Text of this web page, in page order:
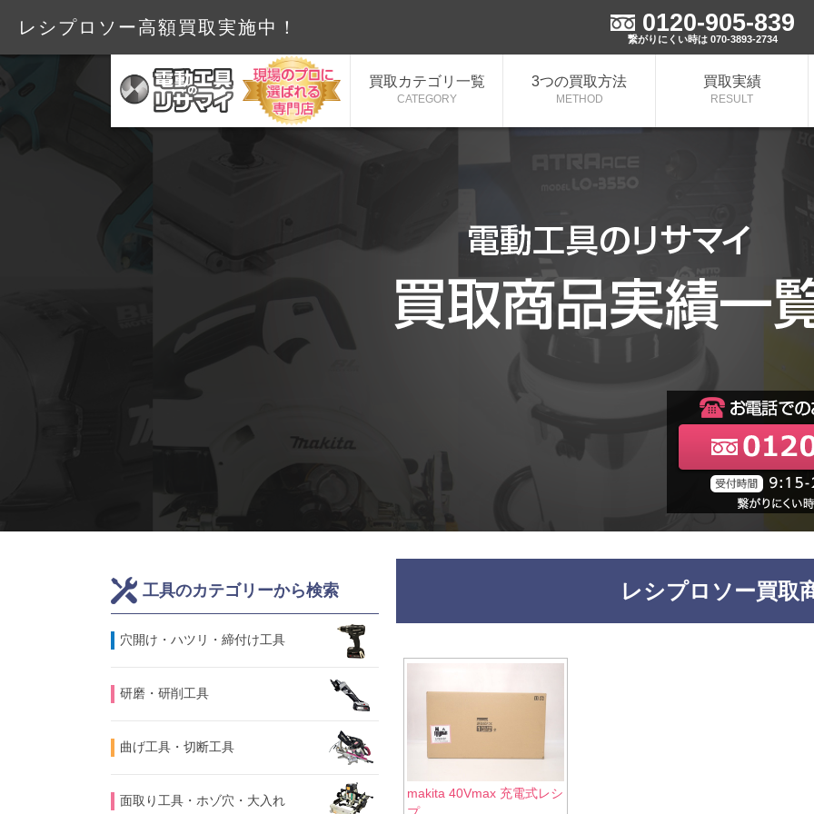
レシプロソー高額買取実施中！ 0120-905-839
繋がりにくい時は 070-3893-2734
買取カテゴリ一覧
CATEGORY
3つの買取方法
METHOD
買取実績
RESULT
工具のカテゴリーから検索
⽳開け・ハツリ・締付け工具
研磨・研削工具
曲げ工具・切断工具
面取り工具・ホゾ穴・大入れ
レシプロソー買取
makita 40Vmax 充電式レシ